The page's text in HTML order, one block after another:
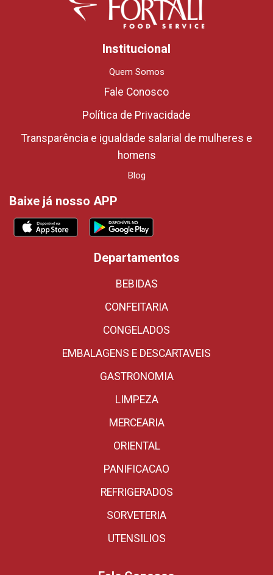
Institucional
Quem Somos
Fale Conosco
Política de Privacidade
Transparência e igualdade salarial de mulheres e
homens
Blog
Baixe já nosso APP
Departamentos
BEBIDAS
CONFEITARIA
CONGELADOS
EMBALAGENS E DESCARTAVEIS
GASTRONOMIA
LIMPEZA
MERCEARIA
ORIENTAL
PANIFICACAO
REFRIGERADOS
SORVETERIA
UTENSILIOS